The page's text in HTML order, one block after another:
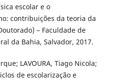
escolar e o
contribuições da teoria da
– Faculdade de
da Bahia, Salvador, 2017.
LAVOURA, Tiago Nicola;
de escolarização e